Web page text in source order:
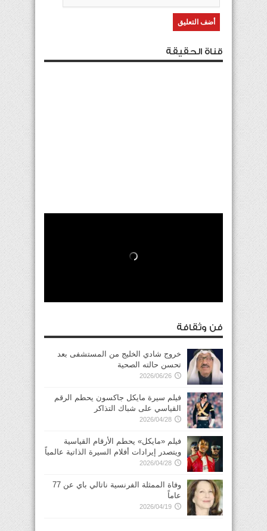
قناة الحقيقة
فن وثقافة
خروج شادي الخليج من المستشفى بعد
تحسن حالته الصحية
2026/06/26
فيلم سيرة مايكل جاكسون يحطم الرقم
القياسي على شباك التذاكر
2026/04/28
فيلم «مايكل» يحطم الأرقام القياسية
ويتصدر إيرادات أفلام السيرة الذاتية عالمياً
2026/04/28
وفاة الممثلة الفرنسية ناتالي باي عن 77
عاماً
2026/04/19